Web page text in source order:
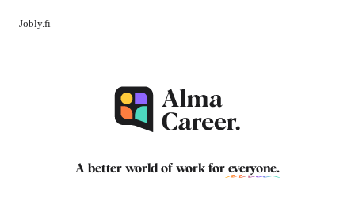
Jobly.fi
A better world of work for everyone.